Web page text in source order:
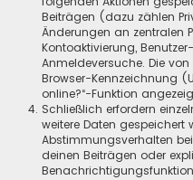
Beiträgen (dazu zählen
Änderungen an zentralen
Kontoaktivierung,
Anmeldeversuche. Die
Browser-Kennzeichnung
online?“-Funktion
Schließlich erfordern
weitere Daten gespeichert
Abstimmungsverhalten
deinen Beiträgen oder